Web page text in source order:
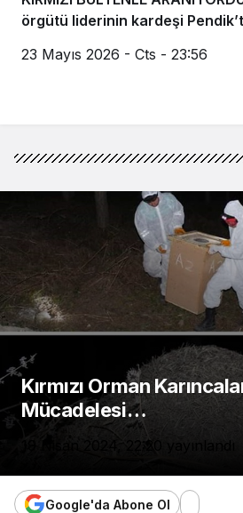
örgütü liderinin kardeşi
23 Mayıs 2026 - Cts - 23:56
Kırmızı Orman
Mücadelesi…
19 Nisan 2024, 22:20 yayınlandı
Google'da Abone Ol